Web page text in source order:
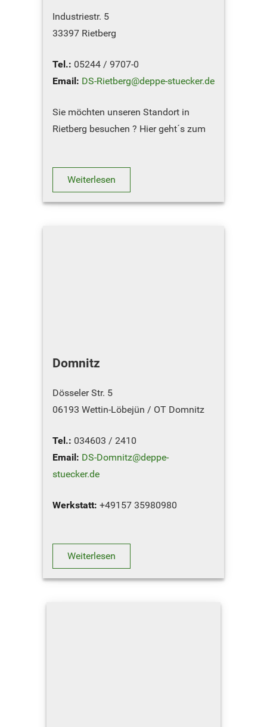
Industriestr. 5
33397 Rietberg
Tel.: 05244 / 9707-0
Email: DS-Rietberg@deppe-stuecker.de
Sie möchten unseren Standort in
Rietberg besuchen ? Hier geht´s zum
NOTDIENST-RUFNUMMERN
ET-Lager: 0171 …
Weiterlesen
Domnitz
Dösseler Str. 5
06193 Wettin-Löbejün / OT Domnitz
Tel.: 034603 / 2410
Email: DS-Domnitz@deppe-
stuecker.de
Werkstatt: +49157 35980980
Sie möchten unseren Standort in
Domnitz …
Weiterlesen